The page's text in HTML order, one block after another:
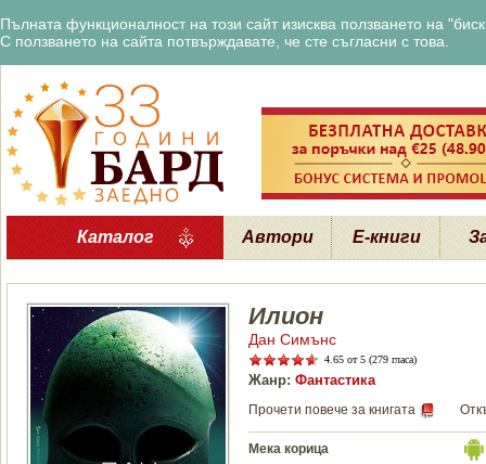
Пълната функционалност на този сайт изисква ползването на
С ползването на сайта потвърждавате, че сте съгласни с това.
Каталог Автори Е-книги
Илион
Дан Симънс
4.65 от 5 (279 гласа)
Жанр: Фантастика
Прочети повече за книгата
Мека корица